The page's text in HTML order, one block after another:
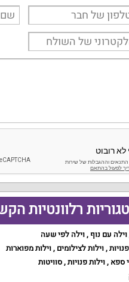
רלוונטיות
וילה עם נוף ,וילה לפי שעה
,וילות לצילומים ,וילות מפוארות
ספא ,וילות פנויות,סוויטות